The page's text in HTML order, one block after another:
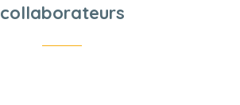
collaborateurs